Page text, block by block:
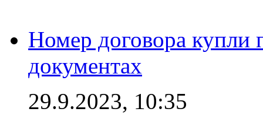
Номер договора купли
документах
29.9.2023, 10:35